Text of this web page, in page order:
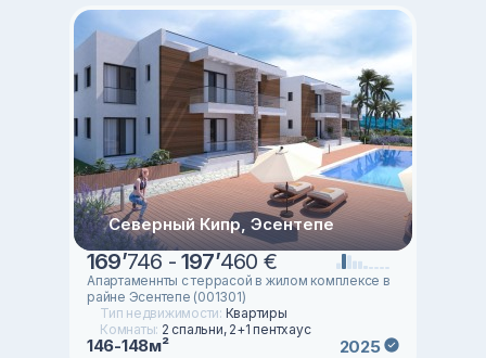
Северный Кипр, Эсентепе
169’746 -197’460 €
Апартаменнты с террасой в жилом комплексе в
райне Эсентепе (001301)
Тип недвижимости: Квартиры
Комнаты: 2 спальни, 2+1 пентхаус
146-148м² 2025